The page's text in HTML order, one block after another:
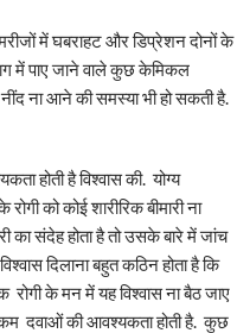
मेंघबराहट और डिप्रेशन दोनों के
में पाए जाने वाले कुछ केमिकल
नींद ना आने की समस्या भी हो सकती है.
होती है विश्वास की. योग्य
को कोई शारीरिक बीमारी ना
का संदेह होता है तो उसके बारे में जांच
दिलाना बहुत कठिन होता है कि
के मन में यह विश्वास ना बैठ जाए
कम दवाओं की आवश्यकता होती है. कुछ